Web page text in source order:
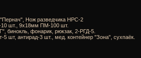
Нож разведчика НРС-2
шт., 9х18мм ПМ-100 шт.
бинокль, фонарик, рюкзак, 2-РГД-5.
шт, антирад-3 шт., мед. контейнер "Зона", сухпаёк.